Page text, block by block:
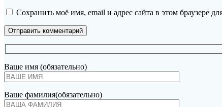
Сохранить моё имя, email и адрес сайта в этом браузере
Ваше имя (обязательно)
Ваше фамилия(обязательно)